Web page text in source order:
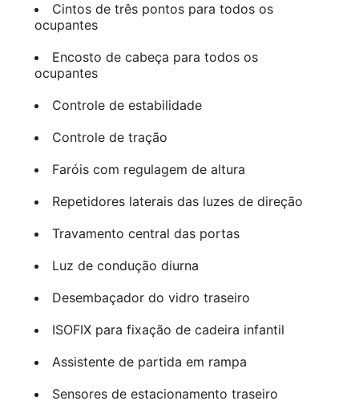
Cintos de três pontos para todos os
ocupantes
Encosto de cabeça para todos os
ocupantes
Controle de estabilidade
Controle de tração
Faróis com regulagem de altura
Repetidores laterais das luzes de direção
Travamento central das portas
Luz de condução diurna
Desembaçador do vidro traseiro
ISOFIX para fixação de cadeira infantil
Assistente de partida em rampa
Sensores de estacionamento traseiro